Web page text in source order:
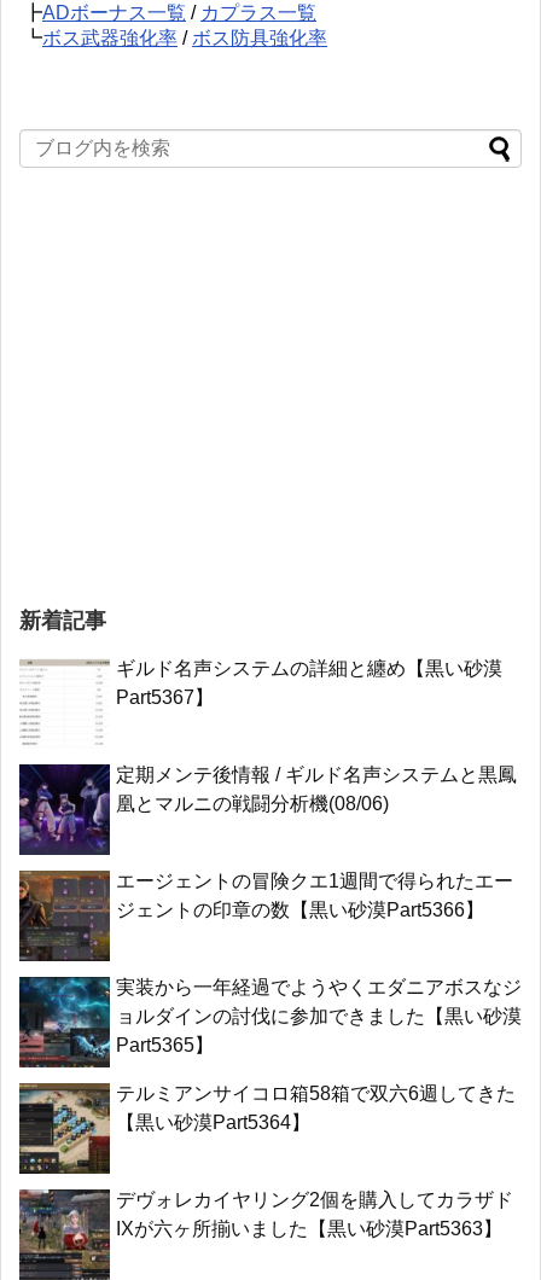
┣ADボーナス一覧 / カプラス一覧
┗ボス武器強化率 / ボス防具強化率
新着記事
ギルド名声システムの詳細と纏め【黒い砂漠
Part5367】
定期メンテ後情報 / ギルド名声システムと黒鳳
凰とマルニの戦闘分析機(08/06)
エージェントの冒険クエ1週間で得られたエー
ジェントの印章の数【黒い砂漠Part5366】
実装から一年経過でようやくエダニアボスなジ
ョルダインの討伐に参加できました【黒い砂漠
Part5365】
テルミアンサイコロ箱58箱で双六6週してきた
【黒い砂漠Part5364】
デヴォレカイヤリング2個を購入してカラザド
IXが六ヶ所揃いました【黒い砂漠Part5363】